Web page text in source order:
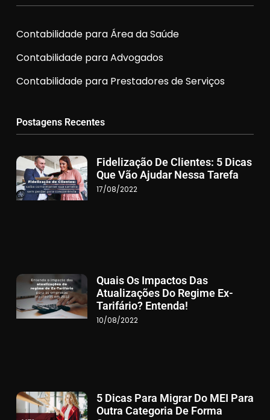
Contabilidade para Área da Saúde
Contabilidade para Advogados
Contabilidade para Prestadores de Serviços
Postagens Recentes
Fidelização De Clientes: 5 Dicas
Que Vão Ajudar Nessa Tarefa
17/08/2022
Quais Os Impactos Das
Atualizações Do Regime Ex-
Tarifário? Entenda!
10/08/2022
5 Dicas Para Migrar Do MEI Para
Outra Categoria De Forma